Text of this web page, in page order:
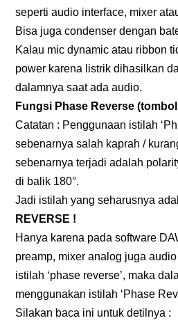
seperti audio interface, mixer
Bisa juga condenser dengan
Kalau mic dynamic atau ribbon
power karena listrik dihasilkan
dalamnya saat ada audio.
Fungsi Phase Reverse
Catatan : Penggunaan istilah
sebenarnya salah kaprah /
sebenarnya terjadi adalah
di balik 180°.
Jadi istilah yang seharusnya
REVERSE !
Hanya karena pada software
preamp, mixer analog juga
istilah ‘phase reverse’, maka
menggunakan istilah ‘Phase
Silakan baca ini untuk detilnya :